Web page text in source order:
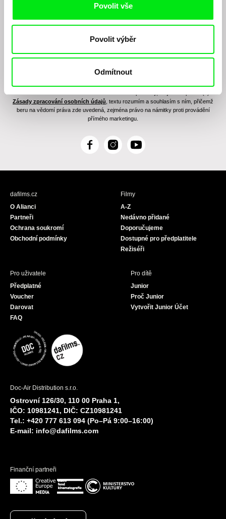
Povolit vše
Povolit výběr
Odmítnout
Odesláním registrace k Newsletteru souhlasím se zasíláním obchodních sdělení
Zásady zpracování osobních údajů , textu rozumím a souhlasím s ním, přičemž
beru na vědomí práva zde uvedená, zejména právo na námitky proti provádění
přímého marketingu.
F
c
I
s
Y
u
dafilms.cz
O Alianci
Partneři
Ochrana soukromí
Obchodní podmínky
Filmy
A-Z
Nedávno přidané
Doporučujeme
Dostupné pro předplatitele
Režiséři
Pro uživatele
Předplatné
Voucher
Darovat
FAQ
Pro dítě
Junior
Proč Junior
Vytvořit Junior Účet
Doc-Air Distribution s.r.o.
Ostrovní 126/30, 110 00 Praha 1,
IČO: 10981241, DIČ: CZ10981241
Tel.: +420 777 613 094 (Po–Pá 9:00–16:00)
E-mail: info@dafilms.com
Finanční partneři